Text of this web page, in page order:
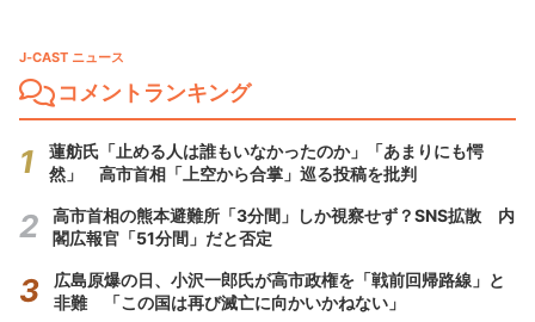
J-CAST ニュース
コメントランキング
蓮舫氏「止める人は誰もいなかったのか」「あまりにも愕
然」 高市首相「上空から合掌」巡る投稿を批判
高市首相の熊本避難所「3分間」しか視察せず？SNS拡散 内
閣広報官「51分間」だと否定
広島原爆の日、小沢一郎氏が高市政権を「戦前回帰路線」と
非難 「この国は再び滅亡に向かいかねない」